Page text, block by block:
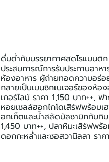
ดื่มด่ำกับบรรยากาศสุดโรแมนติ
ประสบการณ์การรับประทานอา
ห้องอาหาร ผู้ถ่ายทอดความอร่
กลายเป็นเมนูซิกเนเจอร์ของห้อ
เกอร์ไลม์ ราคา 1,150 บาท++,
หอยเชลล์ฮอกไกโดเสิร์ฟพร้อมเ
อกเก็ตและน้ำสลัดบัลซามิกทับทิ
1,450 บาท++, ปลาหิมะเสิร์ฟพ
ดอกกะหล่ำและซอสวานิลลา รา